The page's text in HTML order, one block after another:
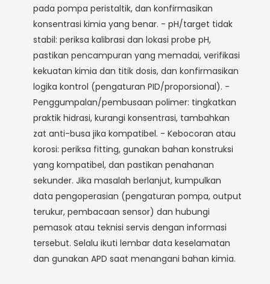
pada pompa peristaltik, dan konfirmasikan
konsentrasi kimia yang benar. - pH/target tidak
stabil: periksa kalibrasi dan lokasi probe pH,
pastikan pencampuran yang memadai, verifikasi
kekuatan kimia dan titik dosis, dan konfirmasikan
logika kontrol (pengaturan PID/proporsional). -
Penggumpalan/pembusaan polimer: tingkatkan
praktik hidrasi, kurangi konsentrasi, tambahkan
zat anti-busa jika kompatibel. - Kebocoran atau
korosi: periksa fitting, gunakan bahan konstruksi
yang kompatibel, dan pastikan penahanan
sekunder. Jika masalah berlanjut, kumpulkan
data pengoperasian (pengaturan pompa, output
terukur, pembacaan sensor) dan hubungi
pemasok atau teknisi servis dengan informasi
tersebut. Selalu ikuti lembar data keselamatan
dan gunakan APD saat menangani bahan kimia.